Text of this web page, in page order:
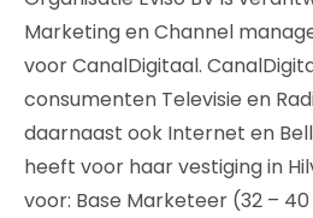
Marketing en Channel
voor CanalDigitaal.
consumenten Televisie en
daarnaast ook Internet en
heeft voor haar vestiging in
voor: Base Marketeer (32 –